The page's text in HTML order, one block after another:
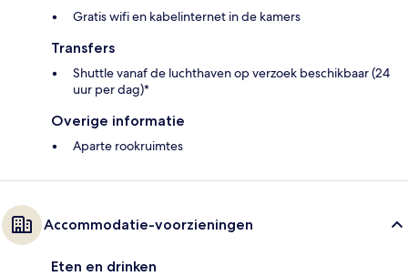
Gratis wifi en kabelinternet in de kamers
Transfers
Shuttle vanaf de luchthaven op verzoek beschikbaar (24
uur per dag)*
Overige informatie
Aparte rookruimtes
Accommodatie-voorzieningen
Eten en drinken